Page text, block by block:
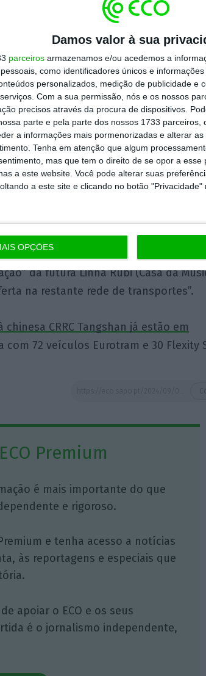
Damos valor à sua
parceiros armazenamos e/ou acedemos a
como identificadores únicos e
personalizados, medição de publicidade e
Com a sua permissão, nós e os nossos
precisos através da procura de dispositivos.
parte e pela parte dos nossos 1733 parceiros,
a informações mais pormenorizadas e alterar
Tenha em atenção que algum
mas que tem o direito de se opor a
a este website. Você pode alterar suas
a este site e clicando no botão "Privacidade"
OPÇÕES
2030 prevê
34 milhões de euros
, devendo o aviso para a
a Lusa.
autorizou a Metro do Porto a
22 novas composições, mais 10
manutenção.
a execução financeira em mais de
num montante máximo de
o imposto sobre valor acrescentado à
à data.
a aquisição de novas
da futura Linha Rubi (Casa da
na restante rede de transportes”.
CRRC Tangshan já estão em
com 72 veículos Eurotram e 30 Flexity
Premium
é mais importante do que
e rigoroso.
e tenha acesso a notícias
às reportagens e especiais que
apoiar o ECO e os seus
é o jornalismo independente,